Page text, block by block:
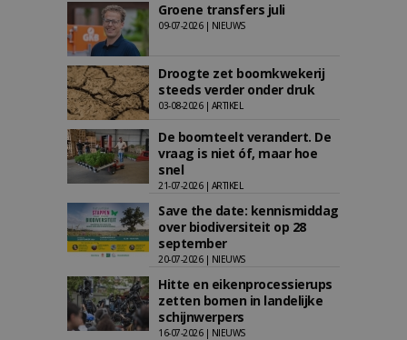
Groene transfers juli
09-07-2026 | NIEUWS
Droogte zet boomkwekerij
steeds verder onder druk
03-08-2026 | ARTIKEL
De boomteelt verandert. De
vraag is niet óf, maar hoe
snel
21-07-2026 | ARTIKEL
Save the date: kennismiddag
over biodiversiteit op 28
september
20-07-2026 | NIEUWS
Hitte en eikenprocessierups
zetten bomen in landelijke
schijnwerpers
16-07-2026 | NIEUWS